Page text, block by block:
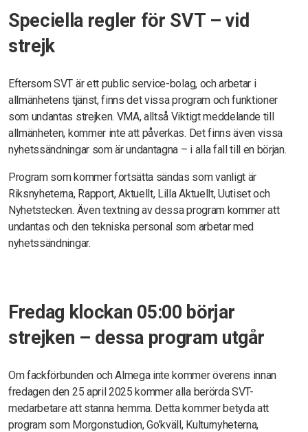
Speciella regler för SVT – vid
strejk
Eftersom SVT är ett public service-bolag, och arbetar i
allmänhetens tjänst, finns det vissa program och funktioner
som undantas strejken. VMA, alltså Viktigt meddelande till
allmänheten, kommer inte att påverkas. Det finns även vissa
nyhetssändningar som är undantagna – i alla fall till en början.
Program som kommer fortsätta sändas som vanligt är
Riksnyheterna, Rapport, Aktuellt, Lilla Aktuellt, Uutiset och
Nyhetstecken. Även textning av dessa program kommer att
undantas och den tekniska personal som arbetar med
nyhetssändningar.
Fredag klockan 05:00 börjar
strejken – dessa program utgår
Om fackförbunden och Almega inte kommer överens innan
fredagen den 25 april 2025 kommer alla berörda SVT-
medarbetare att stanna hemma. Detta kommer betyda att
program som Morgonstudion, Go’kväll, Kulturnyheterna,